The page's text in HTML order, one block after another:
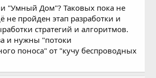
"Умный Дом"? Таковых пока не
не пройден этап разработки и
стратегий и алгоритмов.
и нужны "потоки
поноса" от "кучу беспроводных